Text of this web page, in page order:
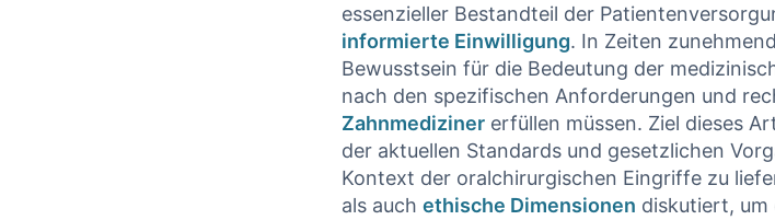
essenzieller Bestandteil der
informierte Einwilligung. In Zeiten
Bewusstsein ⁢für die Bedeutung der
nach den ‌spezifischen Anforderungen ‍und⁣
Zahnmediziner erfüllen ​müssen. Ziel⁣ dieses‌
der aktuellen Standards und gesetzlichen
Kontext der oralchirurgischen Eingriffe zu
als auch ethische Dimensionen diskutiert, um